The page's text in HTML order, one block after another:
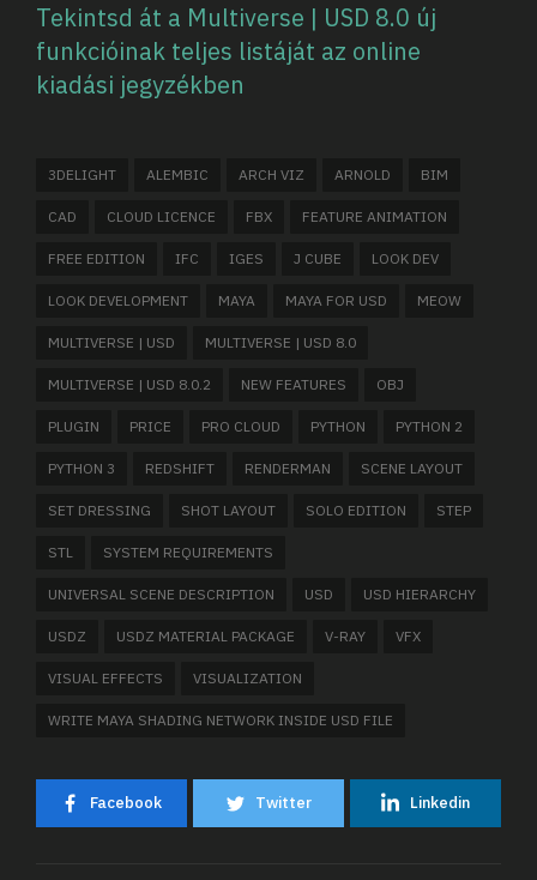
Tekintsd át a Multiverse | USD 8.0 új
funkcióinak teljes listáját az online
kiadási jegyzékben
3DELIGHT ALEMBIC ARCH VIZ ARNOLD BIM
CAD CLOUD LICENCE FBX FEATURE ANIMATION
FREE EDITION IFC IGES J CUBE LOOK DEV
LOOK DEVELOPMENT MAYA MAYA FOR USD MEOW
MULTIVERSE | USD MULTIVERSE | USD 8.0
MULTIVERSE | USD 8.0.2 NEW FEATURES OBJ
PLUGIN PRICE PRO CLOUD PYTHON PYTHON 2
PYTHON 3 REDSHIFT RENDERMAN SCENE LAYOUT
SET DRESSING SHOT LAYOUT SOLO EDITION STEP
STL SYSTEM REQUIREMENTS
UNIVERSAL SCENE DESCRIPTION USD USD HIERARCHY
USDZ USDZ MATERIAL PACKAGE V-RAY VFX
VISUAL EFFECTS VISUALIZATION
WRITE MAYA SHADING NETWORK INSIDE USD FILE
Facebook Twitter Linkedin